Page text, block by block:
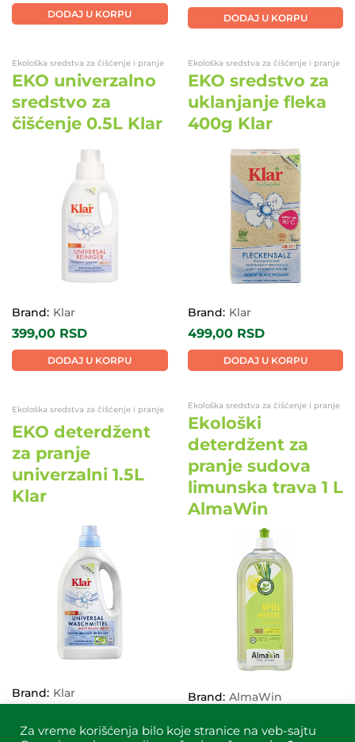
DODAJ U KORPU DODAJ U KORPU
Ekološka sredstva za čišćenje i pranje
EKO univerzalno
sredstvo za
čišćenje 0.5L Klar
Brand: Klar
399,00 RSD
DODAJ U KORPU
Ekološka sredstva za čišćenje i pranje
EKO sredstvo za
uklanjanje fleka
400g Klar
Brand: Klar
499,00 RSD
DODAJ U KORPU
Ekološka sredstva za čišćenje i pranje
EKO deterdžent
za pranje
univerzalni 1.5L
Klar
Brand: Klar
Ekološka sredstva za čišćenje i pranje
Ekološki
deterdžent za
pranje sudova
limunska trava 1 L
AlmaWin
Brand: AlmaWin
Za vreme korišćenja bilo koje stranice na veb-sajtu